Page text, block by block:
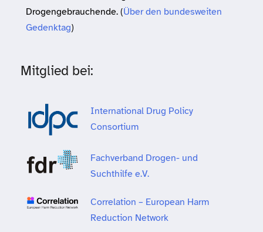
Drogengebrauchende. (Über den bundesweiten
Gedenktag)
Mitglied bei:
International Drug Policy
Consortium
Fachverband Drogen- und
Suchthilfe e.V.
Correlation – European Harm
Reduction Network